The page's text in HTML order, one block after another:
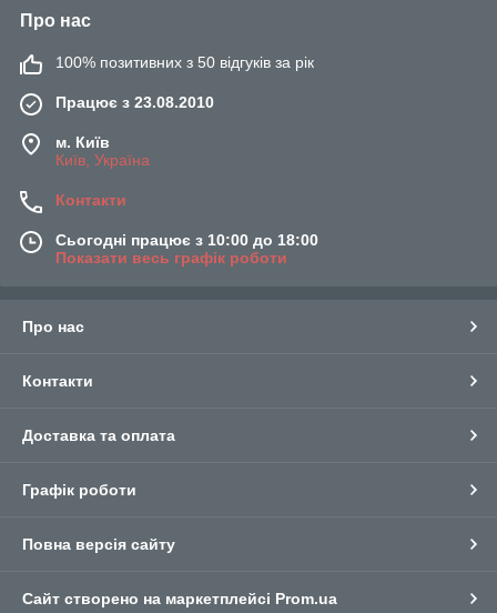
Про нас
100% позитивних з 50 відгуків за рік
Працює з 23.08.2010
м. Київ
Київ, Україна
Контакти
Сьогодні працює з 10:00 до 18:00
Показати весь графік роботи
Про нас
Контакти
Доставка та оплата
Графік роботи
Повна версія сайту
Сайт створено на маркетплейсі Prom.ua